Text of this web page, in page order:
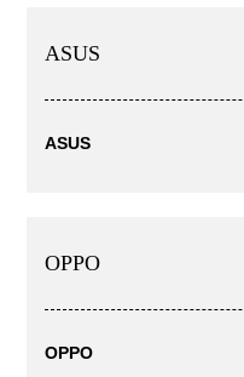
ASUS
ASUS
OPPO
OPPO